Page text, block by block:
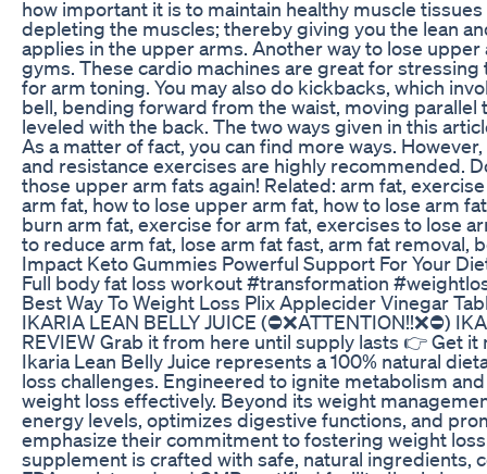
how important it is to maintain healthy muscle
depleting the muscles; thereby giving you the lean
applies in the upper arms. Another way to lose
gyms. These cardio machines are great for
for arm toning. You may also do kickbacks, which
bell, bending forward from the waist, moving
leveled with the back. The two ways given in this
As a matter of fact, you can find more ways.
and resistance exercises are highly recommended.
those upper arm fats again! Related: arm fat,
arm fat, how to lose upper arm fat, how to lose arm
burn arm fat, exercise for arm fat, exercises to lose
to reduce arm fat, lose arm fat fast, arm fat removal,
Impact Keto Gummies Powerful Support For Your
Full body fat loss workout #transformation
Best Way To Weight Loss Plix Applecider Vinegar
IKARIA LEAN BELLY JUICE (⛔❌ATTENTION!!❌⛔)
REVIEW Grab it from here until supply lasts 👉 Get
Ikaria Lean Belly Juice represents a 100% natural
loss challenges. Engineered to ignite metabolism
weight loss effectively. Beyond its weight
energy levels, optimizes digestive functions, and
emphasize their commitment to fostering weight
supplement is crafted with safe, natural ingredients,